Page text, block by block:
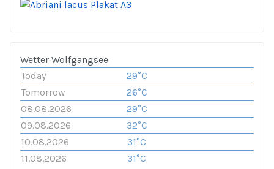
Wetter Wolfgangsee
Today
29°C
Tomorrow
26°C
08.08.2026
29°C
09.08.2026
32°C
10.08.2026
31°C
11.08.2026
31°C